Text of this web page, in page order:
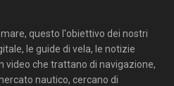
questo l'obiettivo dei nostri
le guide di vela, le notizie
video che trattano di navigazione,
nautico, cercano di